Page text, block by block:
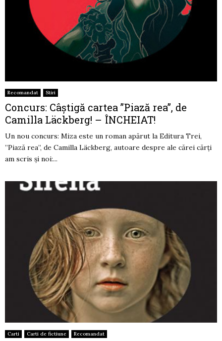
Recomandat Stiri
Concurs: Câștigă cartea ”Piază rea”, de
Camilla Läckberg! – ÎNCHEIAT!
Un nou concurs: Miza este un roman apărut la Editura Trei,
”Piază rea”, de Camilla Läckberg, autoare despre ale cărei cărți
am scris și noi:...
Carti Carti de fictiune Recomandat